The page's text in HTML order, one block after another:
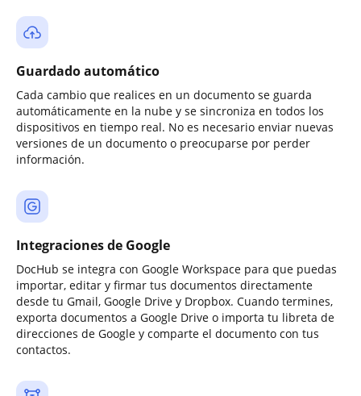
Guardado automático
Cada cambio que realices en un documento se guarda
automáticamente en la nube y se sincroniza en todos los
dispositivos en tiempo real. No es necesario enviar nuevas
versiones de un documento o preocuparse por perder
información.
Integraciones de Google
DocHub se integra con Google Workspace para que puedas
importar, editar y firmar tus documentos directamente
desde tu Gmail, Google Drive y Dropbox. Cuando termines,
exporta documentos a Google Drive o importa tu libreta de
direcciones de Google y comparte el documento con tus
contactos.